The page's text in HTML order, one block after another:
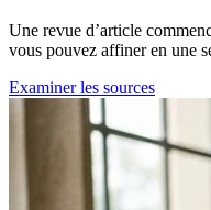
Une revue d’article
vous pouvez affiner en une
Examiner les sources